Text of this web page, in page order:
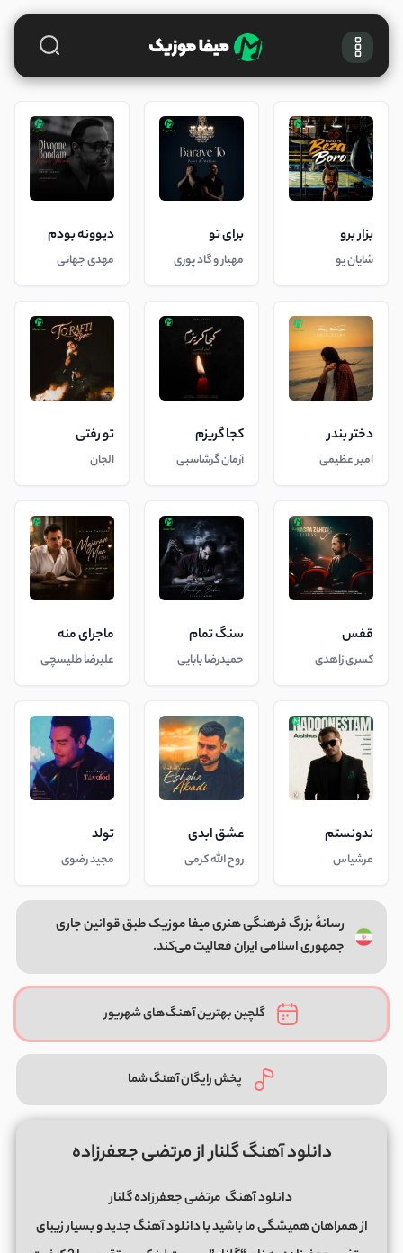
بزار برو
شایان یو
برای تو
مهیار و گاد پوری
دیوونه بودم
مهدی جهانی
دختر بندر
امیر عظیمی
کجا گریزم
آرمان گرشاسبی
تو رفتی
الجان
قفس
کسری زاهدی
سنگ تمام
حمیدرضا بابایی
ماجرای منه
علیرضا طلیسچی
ندونستم
عرشیاس
عشق ابدی
روح الله کرمی
تولد
مجید رضوی
رسانهٔ بزرگ فرهنگی هنری میفا موزیک طبق قوانین جاری
جمهوری اسلامی ایران فعالیت می‌کند.
گلچین بهترین آهنگ‌های شهریور
پخش رایگان آهنگ شما
دانلود آهنگ گلنار از مرتضی جعفرزاده
دانلود آهنگ مرتضی جعفرزاده گلنار
از همراهان همیشگی ما باشید با دانلود آهنگ جدید و بسیار زیبای